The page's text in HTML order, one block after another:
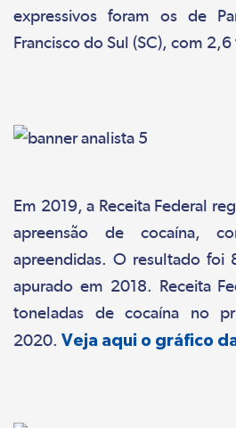
expressivos foram os de
Francisco do Sul (SC), com
Em 2019, a Receita Federal
apreensão de cocaína,
apreendidas. O resultado foi
apurado em 2018. Receita
toneladas de cocaína no
2020. Veja aqui o gráfico